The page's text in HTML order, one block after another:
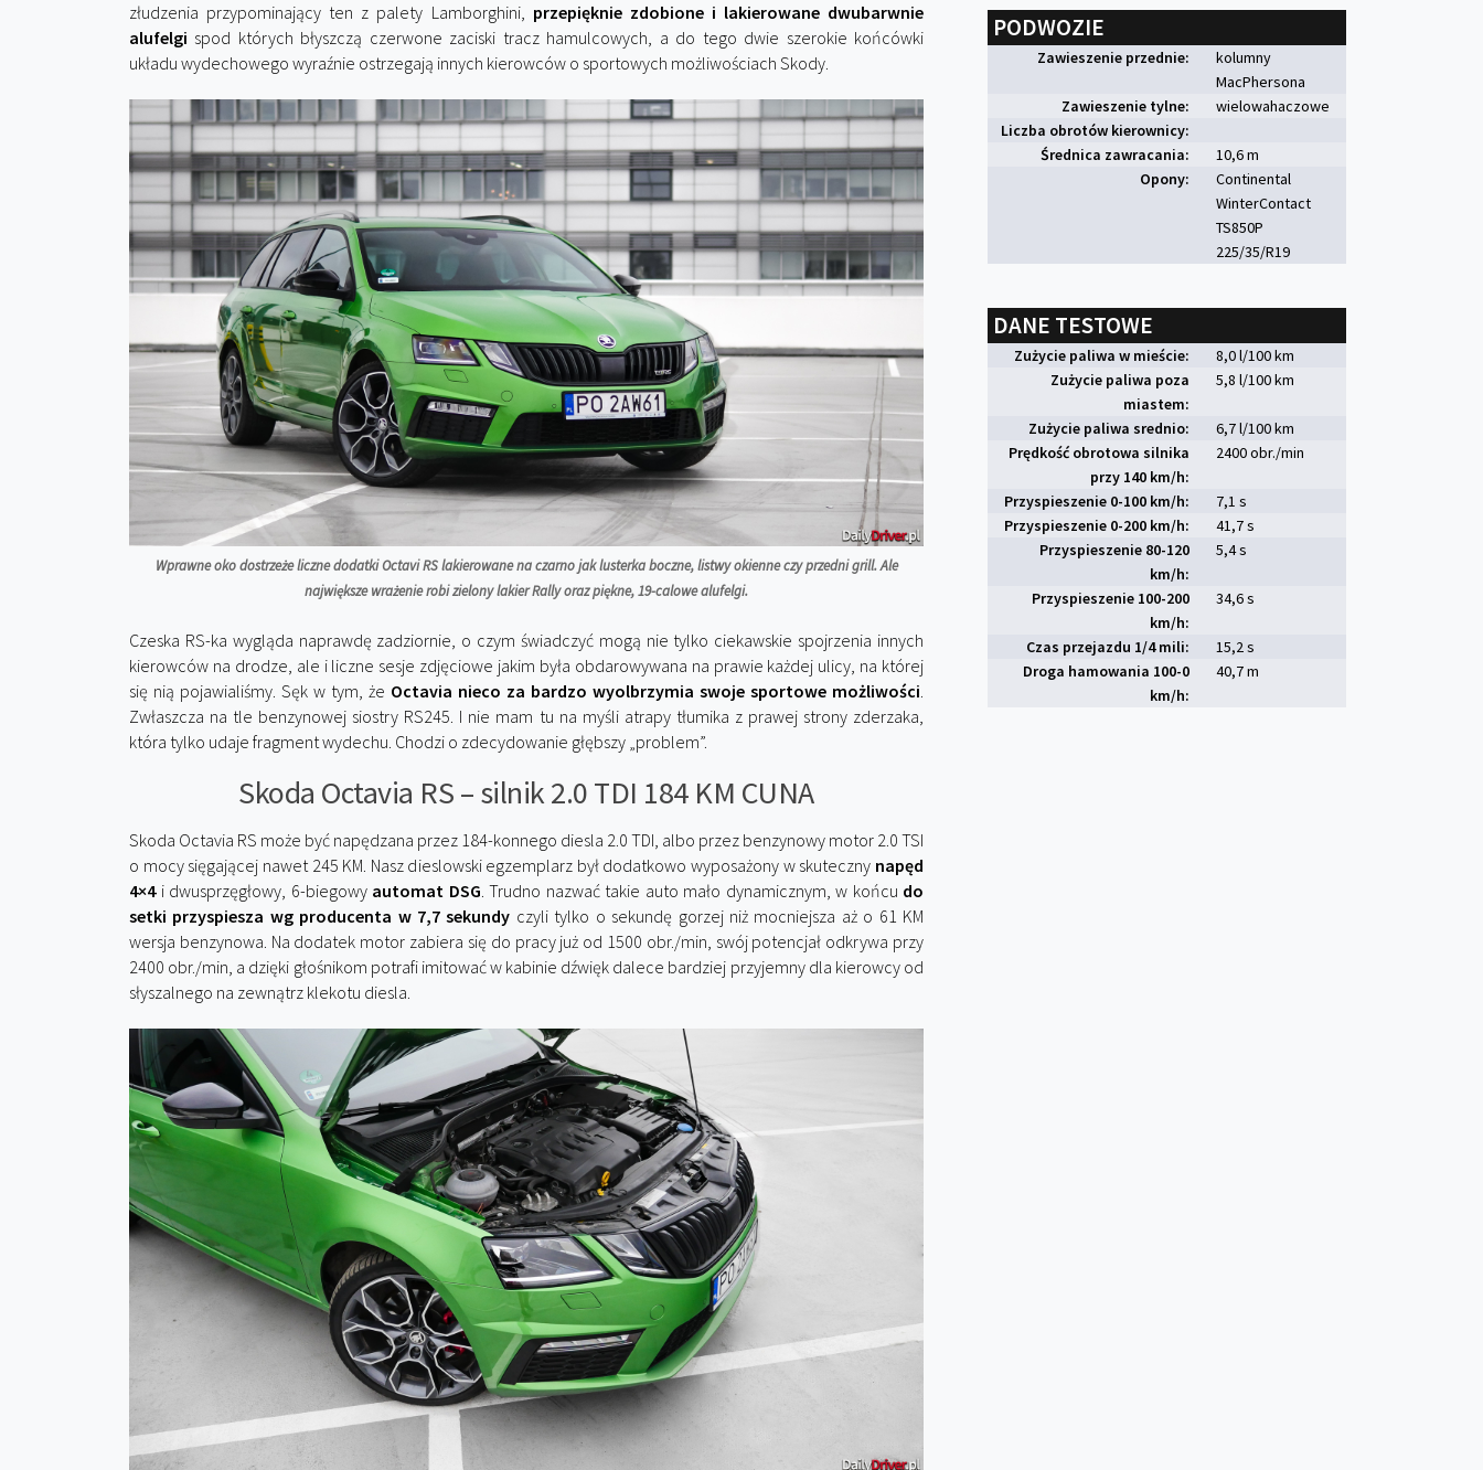
złudzenia przypominający ten z palety Lamborghini, przepięknie zdobione i lakierowane dwubarwnie
alufelgi spod których błyszczą czerwone zaciski tracz hamulcowych, a do tego dwie szerokie końcówki
układu wydechowego wyraźnie ostrzegają innych kierowców o sportowych możliwościach Skody.
Wprawne oko dostrzeże liczne dodatki Octavi RS lakierowane na czarno jak lusterka boczne, listwy okienne czy przedni grill. Ale
największe wrażenie robi zielony lakier Rally oraz piękne, 19-calowe alufelgi.
Czeska RS-ka wygląda naprawdę zadziornie, o czym świadczyć mogą nie tylko ciekawskie spojrzenia innych
kierowców na drodze, ale i liczne sesje zdjęciowe jakim była obdarowywana na prawie każdej ulicy, na której
się nią pojawialiśmy. Sęk w tym, że Octavia nieco za bardzo wyolbrzymia swoje sportowe możliwości.
Zwłaszcza na tle benzynowej siostry RS245. I nie mam tu na myśli atrapy tłumika z prawej strony zderzaka,
która tylko udaje fragment wydechu. Chodzi o zdecydowanie głębszy „problem”.
Skoda Octavia RS – silnik 2.0 TDI 184 KM CUNA
Skoda Octavia RS może być napędzana przez 184-konnego diesla 2.0 TDI, albo przez benzynowy motor 2.0 TSI
o mocy sięgającej nawet 245 KM. Nasz dieslowski egzemplarz był dodatkowo wyposażony w skuteczny napęd
4×4i dwusprzęgłowy, 6-biegowy automat DSG. Trudno nazwać takie auto mało dynamicznym, w końcu do
setki przyspiesza wg producenta w 7,7 sekundy czyli tylko o sekundę gorzej niż mocniejsza aż o 61 KM
wersja benzynowa. Na dodatek motor zabiera się do pracy już od 1500 obr./min, swój potencjał odkrywa przy
2400 obr./min, a dzięki głośnikom potrafi imitować w kabinie dźwięk dalece bardziej przyjemny dla kierowcy od
słyszalnego na zewnątrz klekotu diesla.
PODWOZIE
Zawieszenie przednie:
kolumny
MacPhersona
Zawieszenie tylne:
wielowahaczowe
Liczba obrotów kierownicy:
Średnica zawracania:
10,6 m
Opony:
Continental
WinterContact
TS850P
225/35/R19
DANE TESTOWE
Zużycie paliwa w mieście:
8,0 l/100 km
Zużycie paliwa poza
miastem:
5,8 l/100 km
Zużycie paliwa srednio:
6,7 l/100 km
Prędkość obrotowa silnika
przy 140 km/h:
2400 obr./min
Przyspieszenie 0-100 km/h:
7,1 s
Przyspieszenie 0-200 km/h:
41,7 s
Przyspieszenie 80-120
km/h:
5,4 s
Przyspieszenie 100-200
km/h:
34,6 s
Czas przejazdu 1/4 mili:
15,2 s
Droga hamowania 100-0
km/h:
40,7 m